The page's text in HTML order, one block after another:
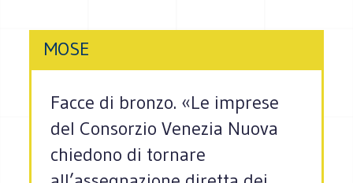
MOSE
Facce di bronzo. «Le imprese
del Consorzio Venezia Nuova
chiedono di tornare